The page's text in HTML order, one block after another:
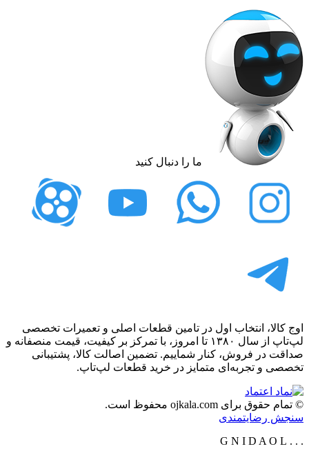
ما را دنبال کنید
اوج کالا، انتخاب اول در تامین قطعات اصلی و تعمیرات تخصصی
لپ‌تاپ
از سال ۱۳۸۰ تا امروز، با تمرکز بر کیفیت، قیمت منصفانه و
صداقت در فروش، کنار شماییم. تضمین اصالت کالا، پشتیبانی
تخصصی و تجربه‌ای متمایز در خرید قطعات لپ‌تاپ.
© تمام حقوق برای ojkala.com محفوظ است.
سنجش رضایتمندی
.
.
.
G N I D A O L